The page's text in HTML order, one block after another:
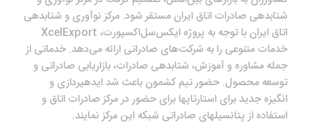
شتابدهی صادرات اتاق ایران مستقر شود. مرکز نوآوری و شتابدهی
اتاق ایران با توجه به پروژه ایکس‌سل‌اکسپورت، XcelExport
خدمات متنوعی را به شرکت‌های صادراتی ارائه می‌دهد. خدماتی از
جمله مشاوره و آموزش، شتابدهی صادرات، بازاریابی صادراتی و
توسعه محصول. حضور تیم کشمون باعث شد ایده‎پردازی و
انگیزه جدید برای استارتاپ‎ها برای حضور در مرکز صادرات اتاق و
استفاده از پتانسیل‎های صادراتی شبکه این مرکز نمایند.